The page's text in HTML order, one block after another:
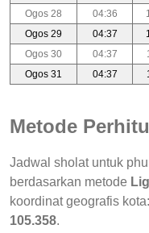
Ogos 28
04:36
Ogos 29
04:37
Ogos 30
04:37
Ogos 31
04:37
Metode
Jadwal sholat untuk
berdasarkan metode
koordinat geografis kota:
105.358.